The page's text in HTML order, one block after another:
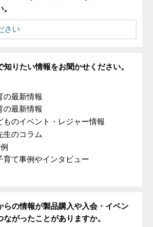
知りたい情報をお聞かせください。
の最新情報
の最新情報
ものイベント・レジャー情報
生のコラム
育て事例やインタビュー
らの情報が製品購入や入会・イベン
ながったことがありますか。